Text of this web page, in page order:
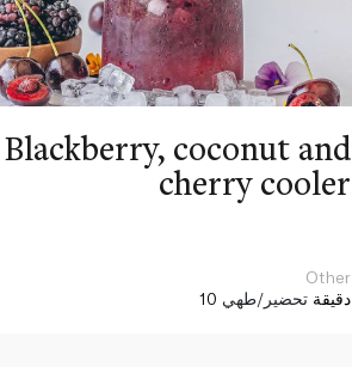
Blackberry, coconut and
cherry cooler
Other
10 دقيقة تحضير/طهي